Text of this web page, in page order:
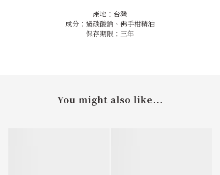
產地：台灣
成分：過碳酸鈉、佛手柑精油
保存期限：三年
You might also like...